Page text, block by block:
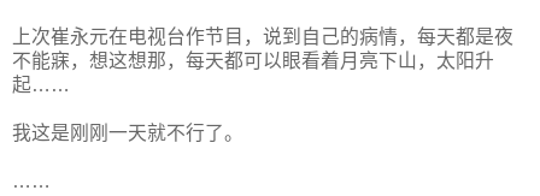
上次崔永元在电视台作节目，说到自己的病情，每天都是夜
不能寐，想这想那，每天都可以眼看着月亮下山，太阳升
起……
我这是刚刚一天就不行了。
……